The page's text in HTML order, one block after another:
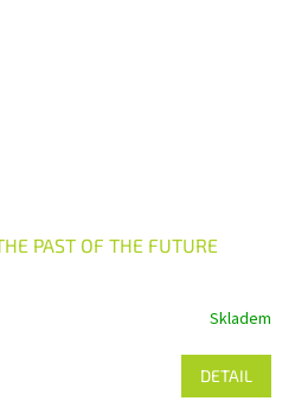
PAST OF THE FUTURE
Skladem
DETAIL